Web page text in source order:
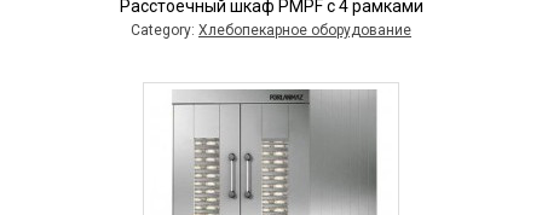
Расстоечный шкаф PMPF с 4 рамками
Category: Хлебопекарное оборудование